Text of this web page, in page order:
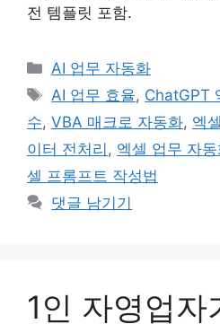
전 템플릿 포함.
카
테
리
AI 업무 자동화
태
그
AI 업무 효율, ChatGPT
수, VBA 매크로 자동화, 엑
이터 전처리 , 엑셀 업무 자
셀 프롬프트 작성법
댓글 남기기
1인 자영업자